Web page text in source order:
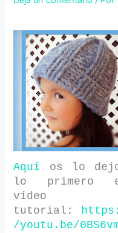
Aquí os lo
lo primero
vídeo
tutorial:
/youtu.be/